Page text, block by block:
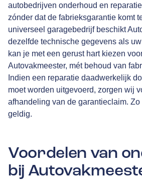
autobedrijven onderhoud en
zónder dat de fabrieksgarantie komt
universeel garagebedrijf beschikt
dezelfde technische gegevens als
kan je met een gerust hart kiezen
Autovakmeester, mét behoud van
Indien een reparatie daadwerkelijk
moet worden uitgevoerd, zorgen wij
afhandeling van de garantieclaim.
geldig.
Voordelen van
bij